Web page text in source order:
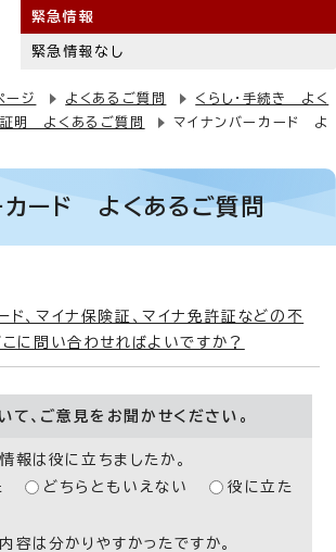
緊急情報
緊急情報なし
ージ よくあるご質問
くらし・手続き よく
証明 よくあるご質問
マイナンバーカード よ
カード よくあるご質問
ド、マイナ保険証、マイナ免許証などの不
に問い合わせればよいですか？
て、ご意見をお聞かせください。
報は役に立ちましたか。
どちらともいえない
役に立た
容は分かりやすかったですか。